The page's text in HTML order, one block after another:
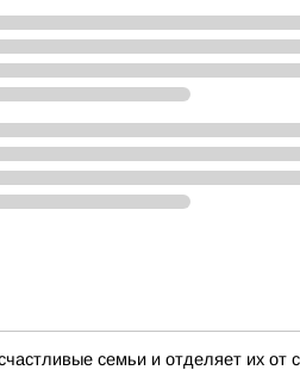
семьи и отделяет их от